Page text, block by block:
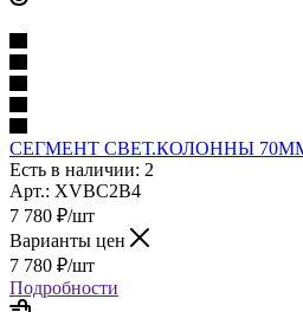
СЕГМЕНТ СВЕТ.КОЛОННЫ
Есть в наличии: 2
Арт.: XVBC2B4
7 780 ₽/шт
Варианты цен
7 780 ₽/шт
Подробности